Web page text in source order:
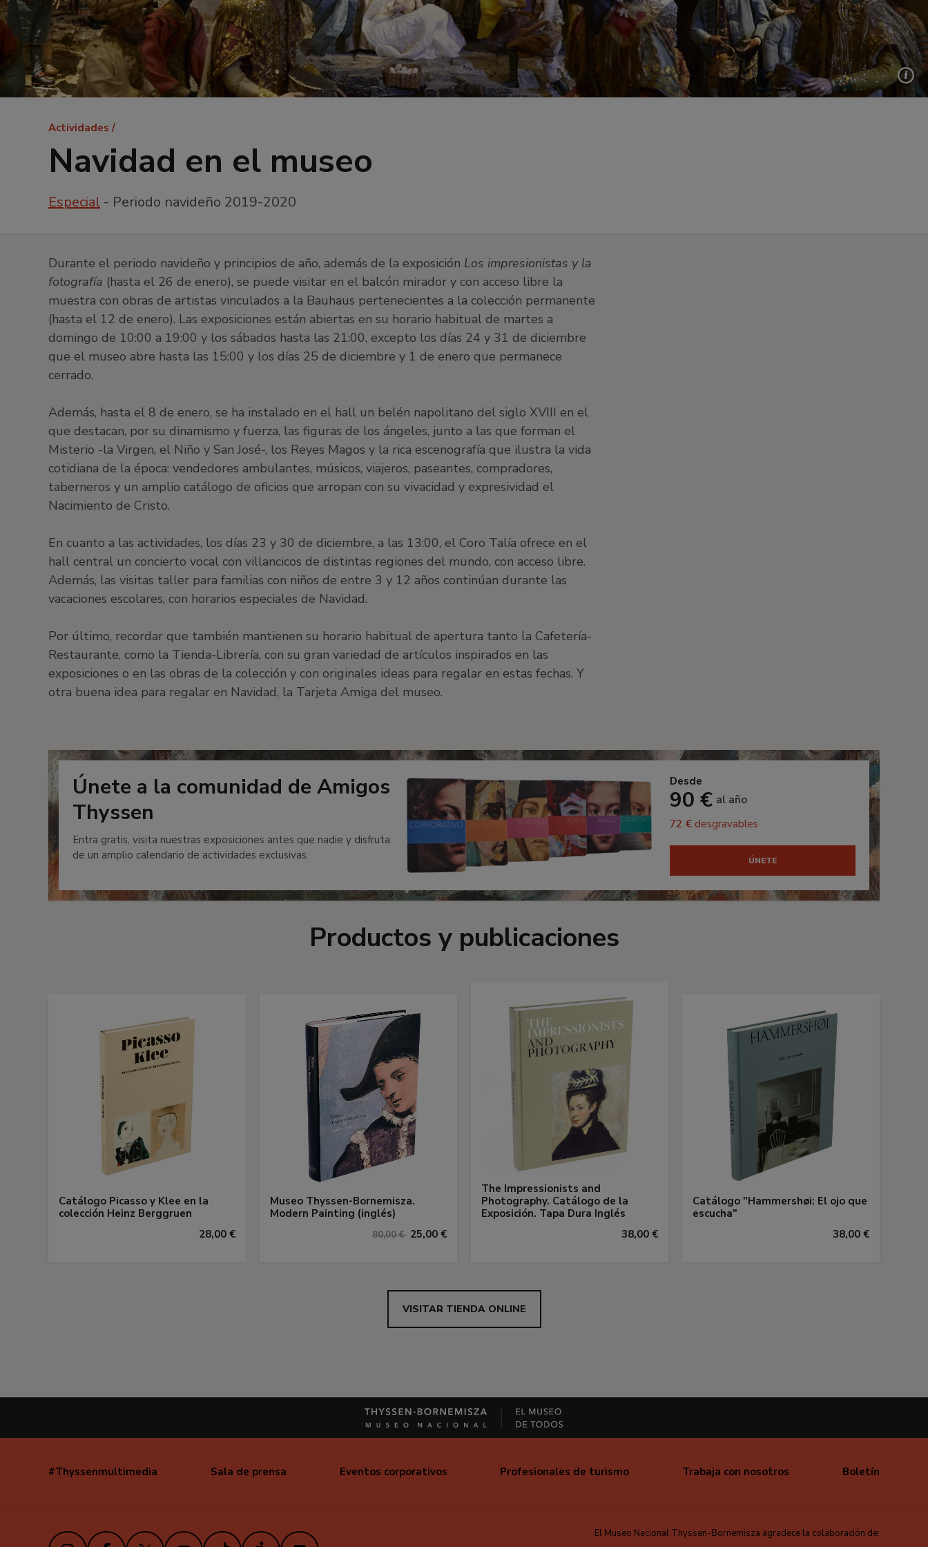
Ruta
de
navegación
Actividades
Navidad en el museo
Especial - Periodo navideño 2019-2020
Durante el periodo navideño y principios de año, además de la exposición Los impresionistas y la
fotografía (hasta el 26 de enero), se puede visitar en el balcón mirador y con acceso libre la
muestra con obras de artistas vinculados a la Bauhaus pertenecientes a la colección permanente
(hasta el 12 de enero). Las exposiciones están abiertas en su horario habitual de martes a
domingo de 10:00 a 19:00 y los sábados hasta las 21:00, excepto los días 24 y 31 de diciembre
que el museo abre hasta las 15:00 y los días 25 de diciembre y 1 de enero que permanece
cerrado.
Además, hasta el 8 de enero, se ha instalado en el hall un belén napolitano del siglo XVIII en el
que destacan, por su dinamismo y fuerza, las figuras de los ángeles, junto a las que forman el
Misterio -la Virgen, el Niño y San José-, los Reyes Magos y la rica escenografía que ilustra la vida
cotidiana de la época: vendedores ambulantes, músicos, viajeros, paseantes, compradores,
taberneros y un amplio catálogo de oficios que arropan con su vivacidad y expresividad el
Nacimiento de Cristo.
En cuanto a las actividades, los días 23 y 30 de diciembre, a las 13:00, el Coro Talía ofrece en el
hall central un concierto vocal con villancicos de distintas regiones del mundo, con acceso libre.
Además, las visitas taller para familias con niños de entre 3 y 12 años continúan durante las
vacaciones escolares, con horarios especiales de Navidad.
Por último, recordar que también mantienen su horario habitual de apertura tanto la Cafetería-
Restaurante, como la Tienda-Librería, con su gran variedad de artículos inspirados en las
exposiciones o en las obras de la colección y con originales ideas para regalar en estas fechas. Y
otra buena idea para regalar en Navidad, la Tarjeta Amiga del museo.
Únete a la comunidad de Amigos
Thyssen
Entra gratis, visita nuestras exposiciones antes que nadie y disfruta
de un amplio calendario de actividades exclusivas.
Desde
90 € al año
72 € desgravables
ÚNETE
Productos y publicaciones
Catálogo Picasso y Klee en la
colección Heinz Berggruen
28,00 €
Museo Thyssen-Bornemisza.
Modern Painting (inglés)
80,00 € 25,00 €
The Impressionists and
Photography. Catálogo de la
Exposición. Tapa Dura Inglés
38,00 €
Catálogo "Hammershøi: El ojo que
escucha"
38,00 €
VISITAR TIENDA ONLINE
Navegación
#Thyssenmultimedia Sala de prensa Eventos corporativos Profesionales de turismo Trabaja con nosotros Boletín
InstagramFacebook
X YoutubeTikTokiVoox LinkedIn El Museo Nacional Thyssen-Bornemisza agradece la colaboración de: